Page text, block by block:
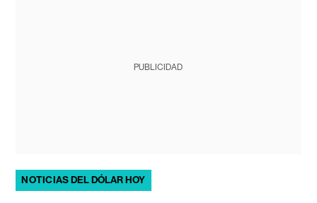
PUBLICIDAD
NOTICIAS DEL DÓLAR HOY